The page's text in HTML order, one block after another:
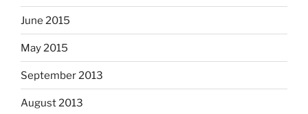
June 2015
May 2015
September 2013
August 2013